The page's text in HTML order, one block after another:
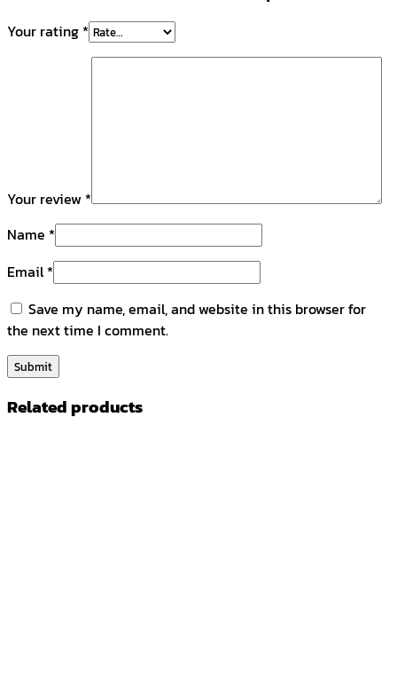
Your rating *
Your review *
Name *
Email*
Save my name, email, and website in this browser for
the next time I comment.
Related products